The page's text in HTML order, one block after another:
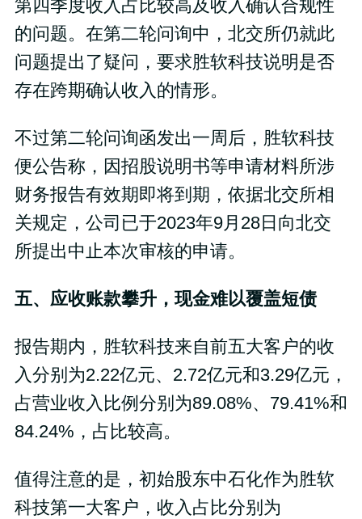
第四季度收入占比较高及收入确认合规性
的问题。在第二轮问询中，北交所仍就此
问题提出了疑问，要求胜软科技说明是否
存在跨期确认收入的情形。
不过第二轮问询函发出一周后，胜软科技
便公告称，因招股说明书等申请材料所涉
财务报告有效期即将到期，依据北交所相
关规定，公司已于2023年9月28日向北交
所提出中止本次审核的申请。
五、应收账款攀升，现金难以覆盖短债
报告期内，胜软科技来自前五大客户的收
入分别为2.22亿元、2.72亿元和3.29亿元，
占营业收入比例分别为89.08%、79.41%和
84.24%，占比较高。
值得注意的是，初始股东中石化作为胜软
科技第一大客户，收入占比分别为